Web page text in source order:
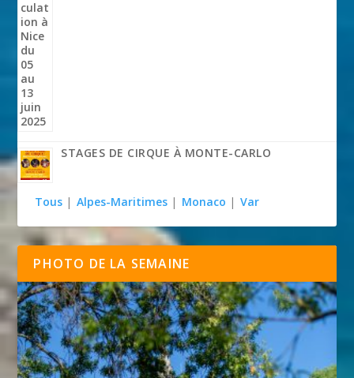
STAGES DE CIRQUE À MONTE-CARLO
Tous | Alpes-Maritimes | Monaco | Var
PHOTO DE LA SEMAINE